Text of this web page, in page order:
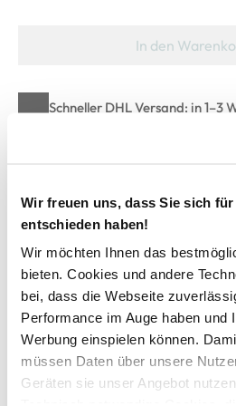
Wir freuen uns, dass Sie sich für
entschieden haben!
Wir möchten Ihnen das
bieten. Cookies und andere
bei, dass die Webseite
Performance im Auge haben und
Werbung einspielen können.
müssen Daten über unsere
Geräten sie unser Angebot
In den
Schneller DHL Versand: in 1–3
Kostenfreie Rücksendung
Jack&Jones Junior JJECORP
lässiges Kinder Shirt von Jack &
mit klassischem